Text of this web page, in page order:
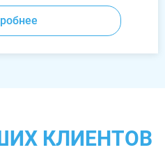
КЛИЕНТОВ